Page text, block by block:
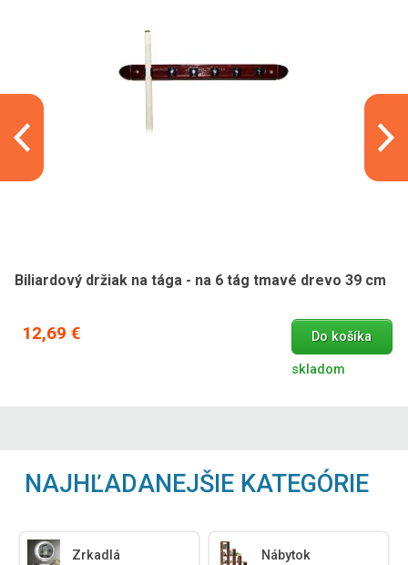
Biliardový držiak na tága - na 6 tág tmavé drevo 39 cm
12,69 € Do košíka
skladom
NAJHĽADANEJŠIE KATEGÓRIE
Zrkadlá Nábytok